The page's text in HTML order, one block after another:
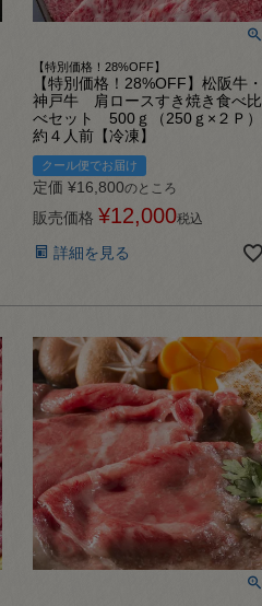
【特別価格！28%OFF】
【特別価格！28%OFF】松阪牛・
神戸牛 肩ロースすき焼き食べ比
べセット 500ｇ（250ｇ×２Ｐ）
約４人前【冷凍】
クール便でお届け
定価 ¥16,800のところ
販売価格 ¥12,000税込
詳細を見る